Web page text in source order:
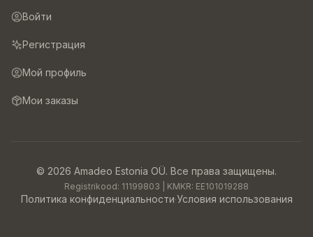
Войти
Регистрация
Мой профиль
Мои заказы
© 2026 Amadeo Estonia OÜ. Все права защищены.
Registrikood: 11199803 | KMKR: EE101019288
Политика конфиденциальности·Условия использования